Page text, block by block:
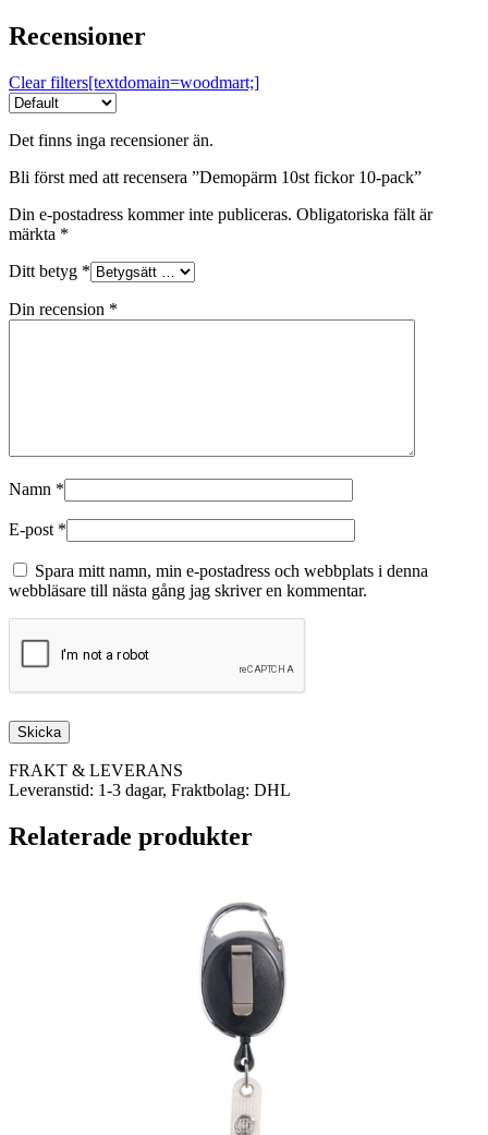
Recensioner
Clear filters[textdomain=woodmart;]
Det finns inga recensioner än.
Bli först med att recensera ”Demopärm 10st fickor 10-pack”
Din e-postadress kommer inte publiceras. Obligatoriska fält är
märkta *
Ditt betyg *
Din recension *
Namn *
E-post *
Spara mitt namn, min e-postadress och webbplats i denna
webbläsare till nästa gång jag skriver en kommentar.
FRAKT & LEVERANS
Leveranstid: 1-3 dagar, Fraktbolag: DHL
Relaterade produkter